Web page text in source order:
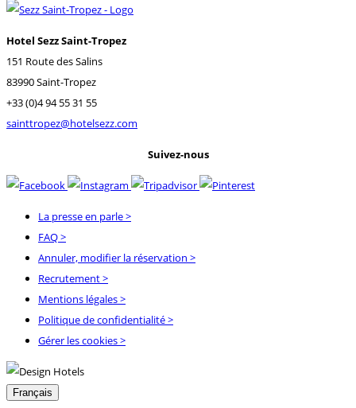
Hotel Sezz Saint-Tropez
151 Route des Salins
83990 Saint-Tropez
+33 (0)4 94 55 31 55
sainttropez@hotelsezz.com
Suivez-nous
La presse en parle>
FAQ>
Annuler, modifier la réservation >
Recrutement>
Mentions légales>
Politique de confidentialité>
Gérer les cookies >
Français